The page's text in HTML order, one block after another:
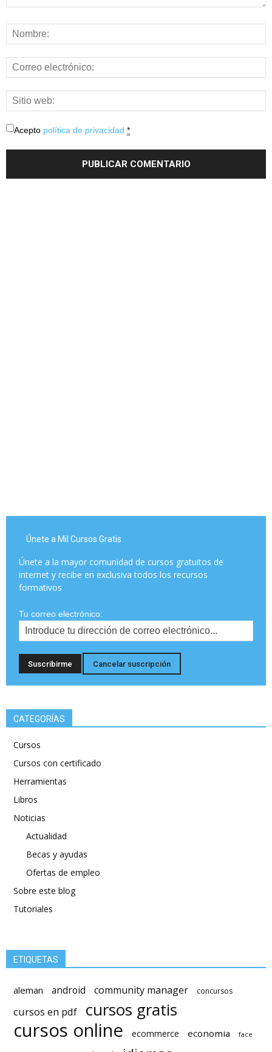
Acepto política de privacidad *
Únete a Mil Cursos Gratis
Únete a la mayor comunidad de cursos gratuitos de
internet y recibe en exclusiva todos los recursos
formativos
Tu correo electrónico:
CATEGORÍAS
Cursos
Cursos con certificado
Herramientas
Libros
Noticias
Actualidad
Becas y ayudas
Ofertas de empleo
Sobre este blog
Tutoriales
ETIQUETAS
aleman android community manager concursos
cursos en pdf cursos gratis
cursos online ecommerce economia face